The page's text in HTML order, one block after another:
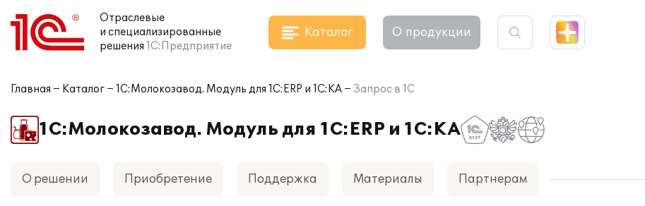
Отраслевые
и специализированные
решения 1С:Предприятие
Каталог О продукции
Главная Каталог 1С:Молокозавод. Модуль для 1С:ERP и 1С:КА Запрос в 1С
1С:Молокозавод. Модуль для 1С:ERP и 1С:КА
О решении Приобретение Поддержка Материалы Партнерам